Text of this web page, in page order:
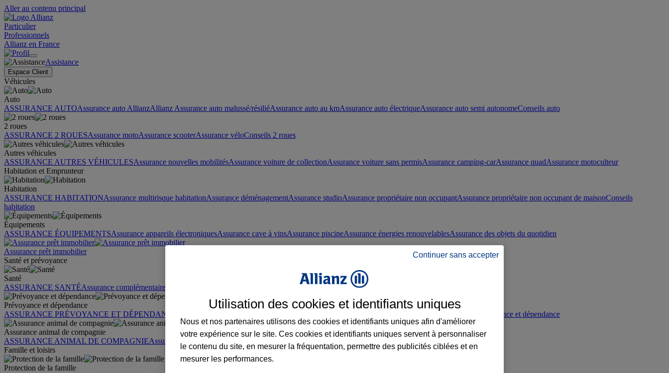
Aller au contenu principal
Particulier
Professionnels
Allianz en France
Assistance
Espace Client
Véhicules
Auto
ASSURANCE AUTOAssurance auto AllianzAllianz Assurance auto malussé/résiliéAssurance auto au kmAssurance auto électriqueAssurance auto semi autonomeConseils auto
2 roues
ASSURANCE 2 ROUESAssurance motoAssurance scooterAssurance véloConseils 2 roues
Autres véhicules
ASSURANCE AUTRES VÉHICULESAssurance nouvelles mobilitésAssurance voiture de collectionAssurance voiture sans permisAssurance camping-carAssurance quadAssurance motoculteur
Habitation et Emprunteur
Habitation
ASSURANCE HABITATIONAssurance multirisque habitationAssurance déménagementAssurance studioAssurance propriétaire non occupantAssurance propriétaire non occupant de maisonConseils
habitation
Équipements
ASSURANCE ÉQUIPEMENTSAssurance appareils électroniquesAssurance cave à vinsAssurance piscineAssurance énergies renouvelablesAssurance des objets du quotidien
Assurance prêt immobilier
Santé et prévoyance
Santé
ASSURANCE SANTÉAssurance complémentaire santé Conseils santé
Prévoyance et dépendance
ASSURANCE PRÉVOYANCE ET DÉPENDANCE
Conseils prévoyance et dépendance
Assurance animal de compagnie
ASSURANCE ANIMAL DE COMPAGNIEAssurance chien Assurance chat
Conseils animal de compagnie
Famille et loisirs
Protection de la famille
Continuer sans accepter
Utilisation des cookies et identifiants uniques
Nous et nos partenaires utilisons des cookies et identifiants uniques afin d'améliorer
votre expérience sur le site. Ces cookies et identifiants uniques servent à personnaliser
le contenu du site, en mesurer la fréquentation, permettre des publicités ciblées et en
mesurer les performances.